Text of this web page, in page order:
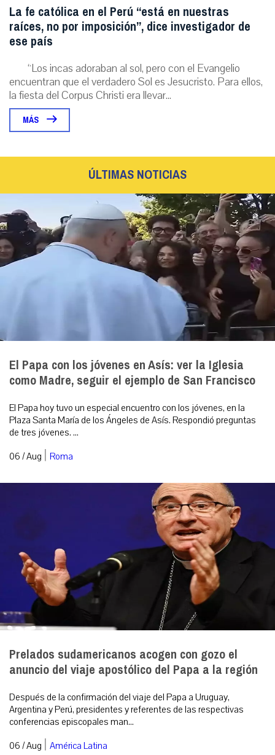
La fe católica en el Perú “está en nuestras
raíces, no por imposición”, dice investigador de
ese país
“Los incas adoraban al sol, pero con el Evangelio
encuentran que el verdadero Sol es Jesucristo. Para ellos,
la fiesta del Corpus Christi era llevar...
MÁS
ÚLTIMAS NOTICIAS
El Papa con los jóvenes en Asís: ver la Iglesia
como Madre, seguir el ejemplo de San Francisco
El Papa hoy tuvo un especial encuentro con los jóvenes, en la
Plaza Santa María de los Ángeles de Asís. Respondió preguntas
de tres jóvenes. ...
06 / Aug | Roma
Prelados sudamericanos acogen con gozo el
anuncio del viaje apostólico del Papa a la región
Después de la confirmación del viaje del Papa a Uruguay,
Argentina y Perú, presidentes y referentes de las respectivas
conferencias episcopales man...
06 / Aug | América Latina